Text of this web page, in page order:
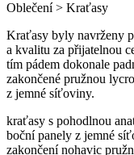
Oblečení > Kraťasy
Kraťasy byly navrženy
a kvalitu za přijatelnou
tím pádem dokonale
zakončené pružnou
z jemné síťoviny.
kraťasy s pohodlnou
boční panely z jemné
zakončení nohavic